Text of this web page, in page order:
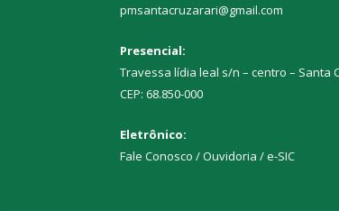
pmsantacruzarari@gmail.com
Presencial:
Travessa lídia leal s/n – centro – Santa
CEP: 68.850-000
Eletrônico:
Fale Conosco / Ouvidoria / e-SIC